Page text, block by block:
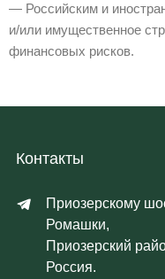
— Российским и
и/или имущественное
финансовых рисков.
Контакты
Приозерскому
Ромашки,
Приозерский
Россия.